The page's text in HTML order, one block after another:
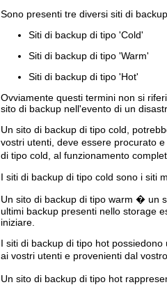
Sono presenti tre diversi siti di
Siti di backup di tipo 'Cold'
Siti di backup di tipo 'Warm'
Siti di backup di tipo 'Hot'
Ovviamente questi termini non si
sito di backup nell'evento di un
Un sito di backup di tipo cold,
vostri utenti, deve essere procurato
di tipo cold, al funzionamento
I siti di backup di tipo cold sono i siti
Un sito di backup di tipo warm � un
ultimi backup presenti nello storage
iniziare.
I siti di backup di tipo hot
ai vostri utenti e provenienti dal
Un sito di backup di tipo hot